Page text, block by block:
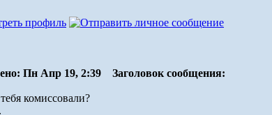
Пн Апр 19, 2:39 Заголовок сообщения:
комиссовали?